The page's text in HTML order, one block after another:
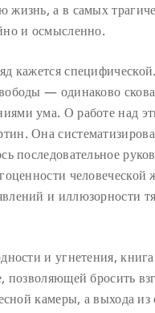
жизнь, а в самых
и осмысленно.
кажется
— одинаково
ума. О работе над
Она
последовательное
и иллюзорности
и угнетения,
бросить
камеры, а выхода